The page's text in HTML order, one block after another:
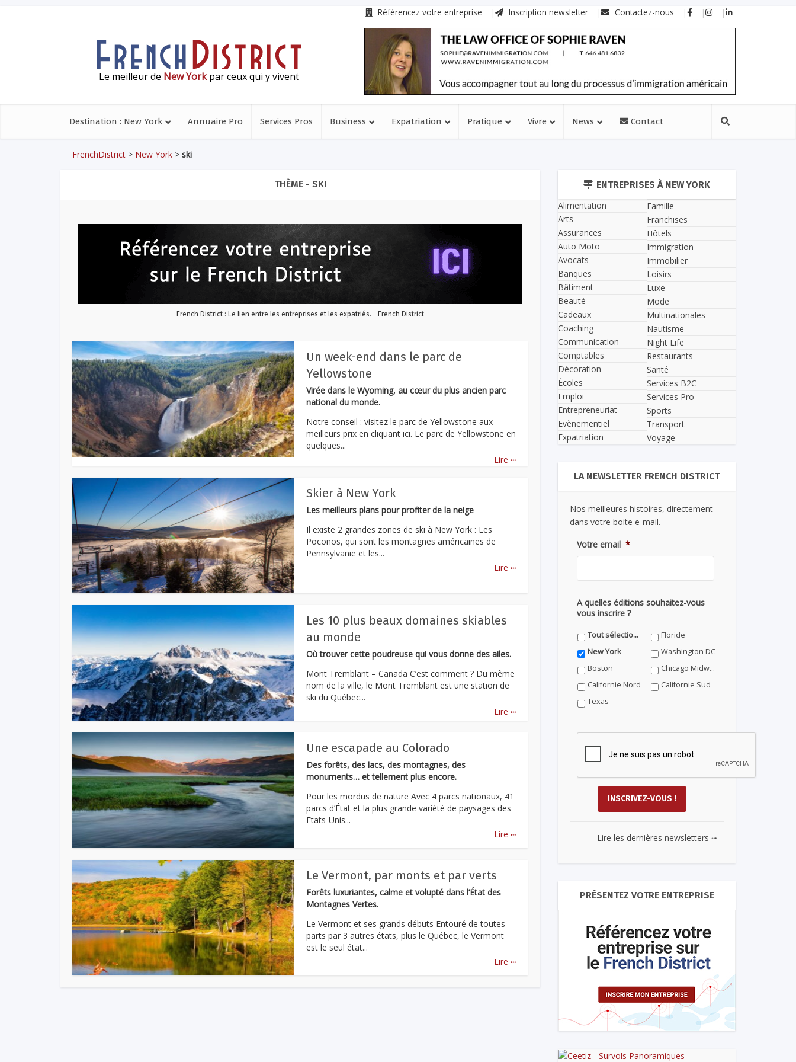
Référencez votre entreprise Inscription newsletter Contactez-nous
Le meilleur de New Yorkpar ceux qui y vivent
Destination : New York Annuaire Pro Services Pros Business Expatriation Pratique Vivre News Contact
FrenchDistrict > New York > ski
THÈME - SKI
French District : Le lien entre les entreprises et les expatriés. - French District
Un week-end dans le parc de
Yellowstone
Virée dans le Wyoming, au cœur du plus ancien parc
national du monde.
Notre conseil : visitez le parc de Yellowstone aux
meilleurs prix en cliquant ici. Le parc de Yellowstone en
quelques...
Lire ...
Skier à New York
Les meilleurs plans pour profiter de la neige
Il existe 2 grandes zones de ski à New York : Les
Poconos, qui sont les montagnes américaines de
Pennsylvanie et les...
Lire ...
Les 10 plus beaux domaines skiables
au monde
Où trouver cette poudreuse qui vous donne des ailes.
Mont Tremblant – Canada C’est comment ? Du même
nom de la ville, le Mont Tremblant est une station de
ski du Québec...
Lire ...
Une escapade au Colorado
Des forêts, des lacs, des montagnes, des
monuments… et tellement plus encore.
Pour les mordus de nature Avec 4 parcs nationaux, 41
parcs d’État et la plus grande variété de paysages des
Etats-Unis...
Lire ...
Le Vermont, par monts et par verts
Forêts luxuriantes, calme et volupté dans l’État des
Montagnes Vertes.
Le Vermont et ses grands débuts Entouré de toutes
parts par 3 autres états, plus le Québec, le Vermont
est le seul état...
Lire ...
ENTREPRISES À NEW YORK
Alimentation
Arts
Assurances
Auto Moto
Avocats
Banques
Bâtiment
Beauté
Cadeaux
Coaching
Communication
Comptables
Décoration
Écoles
Emploi
Entrepreneuriat
Evènementiel
Expatriation
Famille
Franchises
Hôtels
Immigration
Immobilier
Loisirs
Luxe
Mode
Multinationales
Nautisme
Night Life
Restaurants
Santé
Services B2C
Services Pro
Sports
Transport
Voyage
LA NEWSLETTER FRENCH DISTRICT
Nos meilleures histoires, directement
dans votre boite e-mail.
Votre email *
A quelles éditions souhaitez-vous
vous inscrire ?
Tout sélectionner
Floride
New York
Washington DC
Boston
Chicago Midwest
Californie Nord
Californie Sud
Texas
Lire les dernières newsletters ...
PRÉSENTEZ VOTRE ENTREPRISE